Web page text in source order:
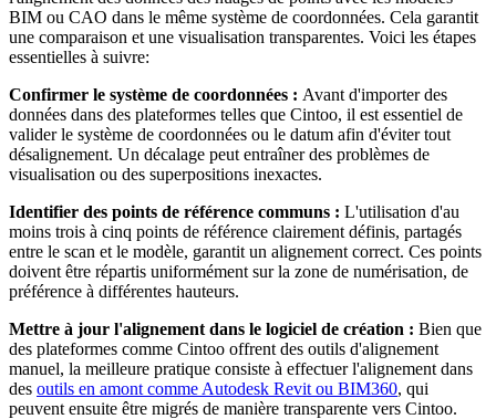
BIM ou CAO dans le même système de coordonnées. Cela garantit
une comparaison et une visualisation transparentes. Voici les étapes
essentielles à suivre:
Confirmer le système de coordonnées : Avant d'importer des
données dans des plateformes telles que Cintoo, il est essentiel de
valider le système de coordonnées ou le datum afin d'éviter tout
désalignement. Un décalage peut entraîner des problèmes de
visualisation ou des superpositions inexactes.
Identifier des points de référence communs : L'utilisation d'au
moins trois à cinq points de référence clairement définis, partagés
entre le scan et le modèle, garantit un alignement correct. Ces points
doivent être répartis uniformément sur la zone de numérisation, de
préférence à différentes hauteurs.
Mettre à jour l'alignement dans le logiciel de création : Bien que
des plateformes comme Cintoo offrent des outils d'alignement
manuel, la meilleure pratique consiste à effectuer l'alignement dans
des outils en amont comme Autodesk Revit ou BIM360, qui
peuvent ensuite être migrés de manière transparente vers Cintoo.